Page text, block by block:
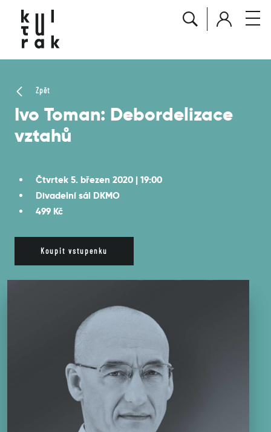
Zpět
Ivo Toman: Debordelizace
vztahů
Čtvrtek 5. březen 2020 | 19:00
Divadelní sál DKMO
499 Kč
Koupit vstupenku